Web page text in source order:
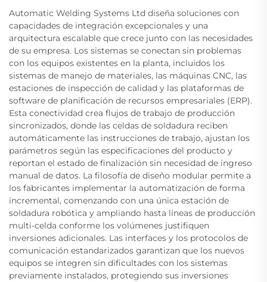
Automatic Welding Systems Ltd diseña soluciones con
capacidades de integración excepcionales y una
arquitectura escalable que crece junto con las necesidades
de su empresa. Los sistemas se conectan sin problemas
con los equipos existentes en la planta, incluidos los
sistemas de manejo de materiales, las máquinas CNC, las
estaciones de inspección de calidad y las plataformas de
software de planificación de recursos empresariales (ERP).
Esta conectividad crea flujos de trabajo de producción
sincronizados, donde las celdas de soldadura reciben
automáticamente las instrucciones de trabajo, ajustan los
parámetros según las especificaciones del producto y
reportan el estado de finalización sin necesidad de ingreso
manual de datos. La filosofía de diseño modular permite a
los fabricantes implementar la automatización de forma
incremental, comenzando con una única estación de
soldadura robótica y ampliando hasta líneas de producción
multi-celda conforme los volúmenes justifiquen
inversiones adicionales. Las interfaces y los protocolos de
comunicación estandarizados garantizan que los nuevos
equipos se integren sin dificultades con los sistemas
previamente instalados, protegiendo sus inversiones